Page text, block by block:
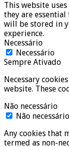
This website
they are
will be stored in
experience.
Necessário
Necessário
Sempre Ativado
Necessary
website. These
Não necessário
Não necessário
Any cookies that
termed as non-